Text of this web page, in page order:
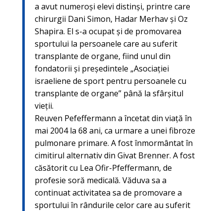
a avut numeroși elevi distinși, printre care
chirurgii Dani Simon, Hadar Merhav și Oz
Shapira. El s-a ocupat și de promovarea
sportului la persoanele care au suferit
transplante de organe, fiind unul din
fondatorii și președintele „Asociației
israeliene de sport pentru persoanele cu
transplante de organe” până la sfârșitul
vieții.
Reuven Pefeffermann a încetat din viață în
mai 2004 la 68 ani, ca urmare a unei fibroze
pulmonare primare. A fost înmormântat în
cimitirul alternativ din Givat Brenner. A fost
căsătorit cu Lea Ofir-Pfeffermann, de
profesie soră medicală. Văduva sa a
continuat activitatea sa de promovare a
sportului în rândurile celor care au suferit